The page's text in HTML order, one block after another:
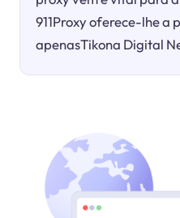
911Proxy oferece-lhe a
apenasTikona Digital